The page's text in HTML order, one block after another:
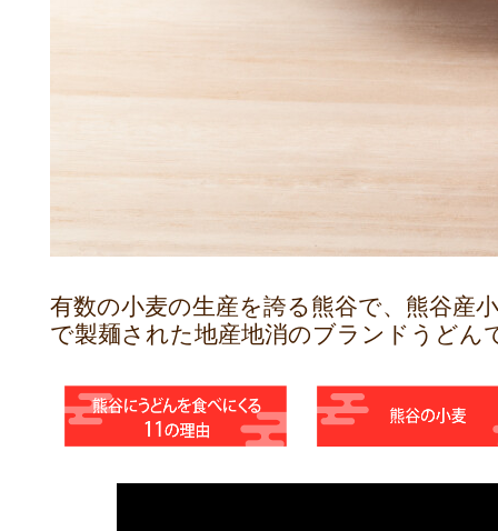
有数の小麦の生産を誇る熊谷で、熊谷産
で製麺された地産地消のブランドうどん